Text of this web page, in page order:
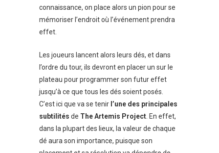
connaissance, on place alors un pion pour se
mémoriser l’endroit où l’événement prendra
effet.
Les joueurs lancent alors leurs dés, et dans
l’ordre du tour, ils devront en placer un sur le
plateau pour programmer son futur effet
jusqu’à ce que tous les dés soient posés.
C’est ici que va se tenir l’une des principales
subtilités de The Artemis Project . En effet,
dans la plupart des lieux, la valeur de chaque
dé aura son importance, puisque son